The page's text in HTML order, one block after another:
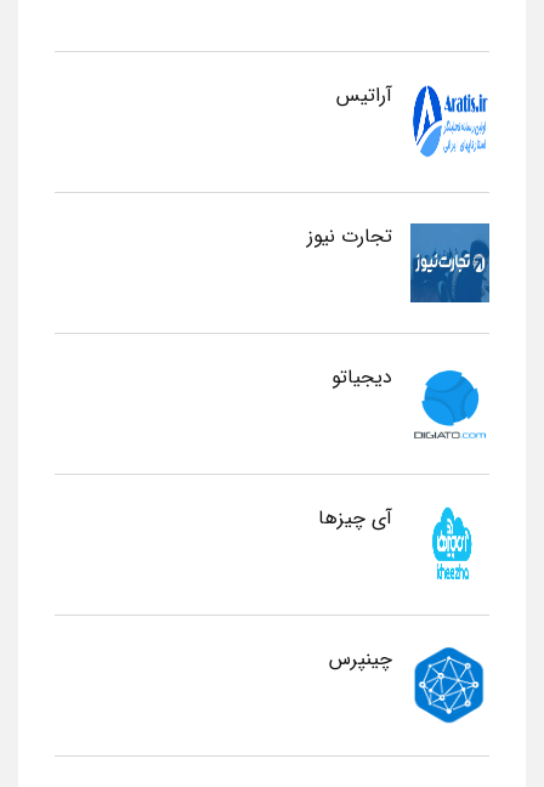
آراتیس
تجارت نیوز
دیجیاتو
آی چیزها
چینپرس